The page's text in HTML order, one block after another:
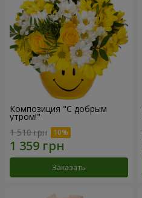
Композиция "С добрым
утром!"
1 510 грн
Заказать